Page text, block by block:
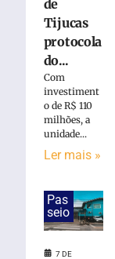
Sábado
programação
especial
alusão
de
Tijucas
protocola
do...
Com
investiment
o de R$ 110
milhões, a
unidade...
Ler mais »
Pas
seio
7 DE